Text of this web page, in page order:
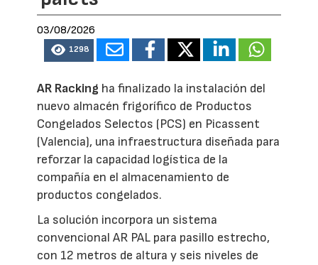
03/08/2026
1298
AR Racking ha finalizado la instalación del
nuevo almacén frigorífico de Productos
Congelados Selectos (PCS) en Picassent
(Valencia), una infraestructura diseñada para
reforzar la capacidad logística de la
compañía en el almacenamiento de
productos congelados.
La solución incorpora un sistema
convencional AR PAL para pasillo estrecho,
con 12 metros de altura y seis niveles de